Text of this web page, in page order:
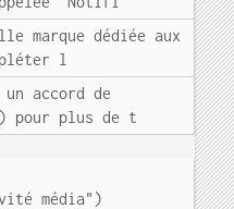
marque dédiée aux
l
accord de
pour plus de t
média")